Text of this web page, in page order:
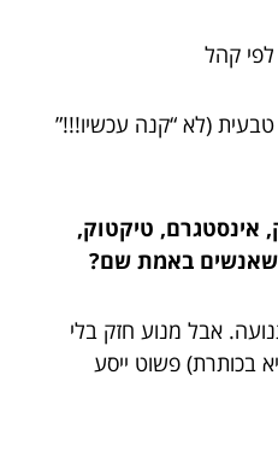
קהל
(לא “קנה עכשיו!!!”
אינסטגרם, טיקטוק,
שאנשים באמת שם?
אבל מנוע חזק בלי
בכותרת) פשוט ייסע